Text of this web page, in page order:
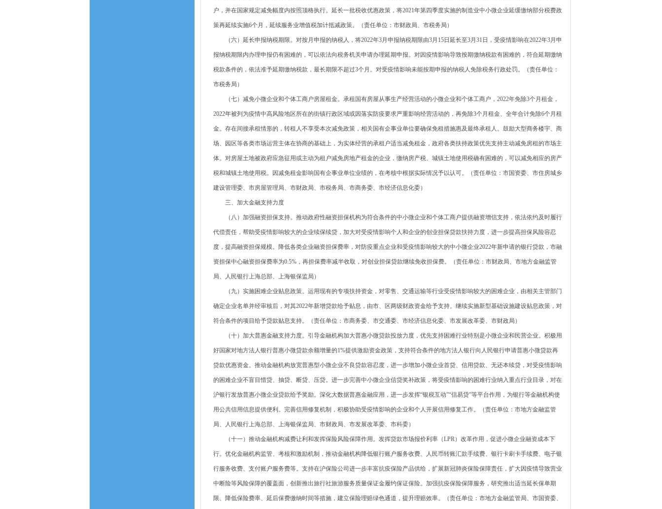
户，并在国家规定减免幅度内按照顶格执行。延长一批税收优惠政策，将2021年第四季度实施的制造业中小微企业延缓缴纳部分税费政
策再延续实施6个月，延续服务业增值税加计抵减政策。（责任单位：市财政局、市税务局）
（六）延长申报纳税期限。对按月申报的纳税人，将2022年3月申报纳税期限由3月15日延长至3月31日，受疫情影响在2022年3月申
报纳税期限内办理申报仍有困难的，可以依法向税务机关申请办理延期申报。对因疫情影响导致按期缴纳税款有困难的，符合延期缴纳
税款条件的，依法准予延期缴纳税款，最长期限不超过3个月。对受疫情影响未能按期申报的纳税人免除税务行政处罚。（责任单位：
市税务局）
（七）减免小微企业和个体工商户房屋租金。承租国有房屋从事生产经营活动的小微企业和个体工商户，2022年免除3个月租金，
2022年被列为疫情中高风险地区所在的街镇行政区域或因落实防疫要求严重影响经营活动的，再免除3个月租金、全年合计免除6个月租
金。存在间接承租情形的，转租人不享受本次减免政策，相关国有企事业单位要确保免租措施惠及最终承租人。鼓励大型商务楼宇、商
场、园区等各类市场运营主体在协商的基础上，为实体经营的承租户适当减免租金，政府各类扶持政策优先支持主动减免房租的市场主
体。对房屋土地被政府应急征用或主动为租户减免房地产租金的企业，缴纳房产税、城镇土地使用税确有困难的，可以减免相应的房产
税和城镇土地使用税。因减免租金影响国有企事业单位业绩的，在考核中根据实际情况予以认可。（责任单位：市国资委、市住房城乡
建设管理委、市房屋管理局、市财政局、市税务局、市商务委、市经济信息化委）
三、加大金融支持力度
（八）加强融资担保支持。推动政府性融资担保机构为符合条件的中小微企业和个体工商户提供融资增信支持，依法依约及时履行
代偿责任，帮助受疫情影响较大的企业续保续贷，加大对受疫情影响个人和企业的创业担保贷款扶持力度，进一步提高担保风险容忍
度，提高融资担保规模。降低各类企业融资担保费率，对防疫重点企业和受疫情影响较大的中小微企业2022年新申请的银行贷款，市融
资担保中心融资担保费率为0.5%，再担保费率减半收取，对创业担保贷款继续免收担保费。（责任单位：市财政局、市地方金融监管
局、人民银行上海总部、上海银保监局）
（九）实施困难企业贴息政策。运用现有的专项扶持资金，对零售、交通运输等行业受疫情影响较大的困难企业，由相关主管部门
确定企业名单并经审核后，对其2022年新增贷款给予贴息，由市、区两级财政资金给予支持。继续实施新型基础设施建设贴息政策，对
符合条件的项目给予贷款贴息支持。（责任单位：市商务委、市交通委、市经济信息化委、市发展改革委、市财政局）
（十）加大普惠金融支持力度。引导金融机构加大普惠小微贷款投放力度，优先支持困难行业特别是小微企业和民营企业。积极用
好国家对地方法人银行普惠小微贷款余额增量的1%提供激励资金政策，支持符合条件的地方法人银行向人民银行申请普惠小微贷款再
贷款优惠资金。推动金融机构放宽普惠型小微企业不良贷款容忍度，进一步增加小微企业首贷、信用贷款、无还本续贷，对受疫情影响
的困难企业不盲目惜贷、抽贷、断贷、压贷。进一步完善中小微企业信贷奖补政策，将受疫情影响的困难行业纳入重点行业目录，对在
沪银行发放普惠小微企业贷款给予奖励。深化大数据普惠金融应用，进一步发挥“银税互动”“信易贷”等平台作用，为银行等金融机构使
用公共信用信息提供便利。完善信用修复机制，积极协助受疫情影响的企业和个人开展信用修复工作。（责任单位：市地方金融监管
局、人民银行上海总部、上海银保监局、市财政局、市发展改革委、市科委）
（十一）推动金融机构减费让利和发挥保险风险保障作用。发挥贷款市场报价利率（LPR）改革作用，促进小微企业融资成本下
行。优化金融机构监管、考核和激励机制，推动金融机构降低银行账户服务收费、人民币转账汇款手续费、银行卡刷卡手续费、电子银
行服务收费、支付账户服务费等。支持在沪保险公司进一步丰富抗疫保险产品供给，扩展新冠肺炎保险保障责任，扩大因疫情导致营业
中断险等风险保障的覆盖面，创新推出旅行社旅游服务质量保证金履约保证保险。加强抗疫保险保障服务，研究推出适当延长保单期
限、降低保险费率、延后保费缴纳时间等措施，建立保险理赔绿色通道，提升理赔效率。（责任单位：市地方金融监管局、市国资委、